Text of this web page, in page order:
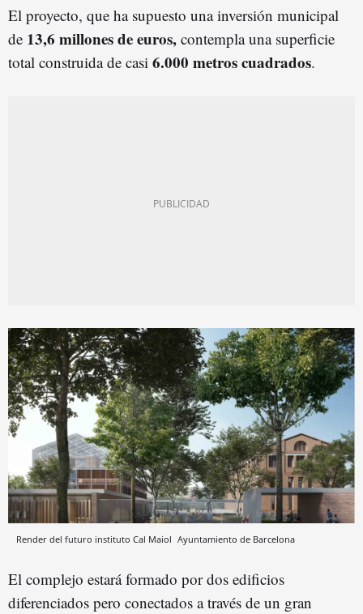
El proyecto, que ha supuesto una inversión municipal
de 13,6 millones de euros, contempla una superficie
total construida de casi 6.000 metros cuadrados.
Render del futuro instituto Cal Maiol Ayuntamiento de Barcelona
El complejo estará formado por dos edificios
diferenciados pero conectados a través de un gran